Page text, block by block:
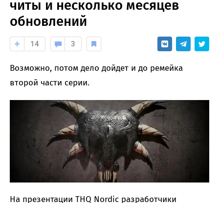
читы и несколько месяцев
обновлений
14 3
Возможно, потом дело дойдет и до ремейка
второй части серии.
На презентации THQ Nordic разработчики